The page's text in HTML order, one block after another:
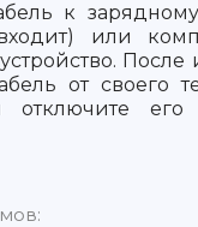
к
или
После
от своего
отключите его